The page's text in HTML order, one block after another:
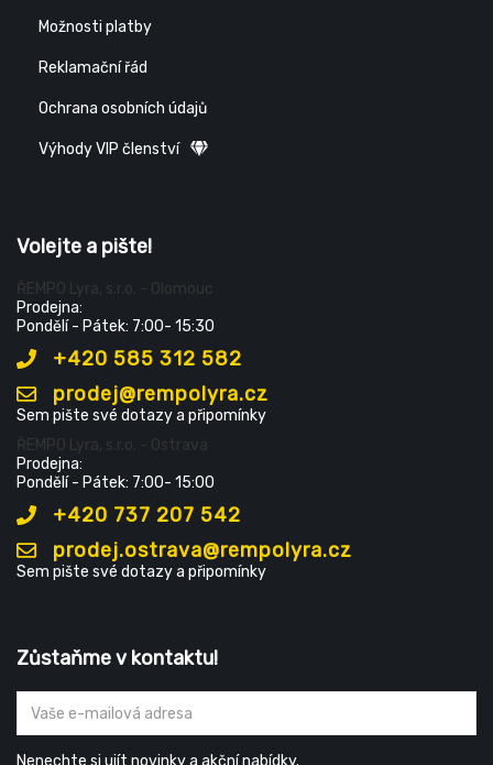
Možnosti platby
Reklamační řád
Ochrana osobních údajů
Výhody VIP členství
Volejte a pište!
ŘEMPO Lyra, s.r.o. - Olomouc
Prodejna:
Pondělí - Pátek: 7:00- 15:30
+420 585 312 582
prodej@rempolyra.cz
Sem pište své dotazy a připomínky
ŘEMPO Lyra, s.r.o. - Ostrava
Prodejna:
Pondělí - Pátek: 7:00- 15:00
+420 737 207 542
prodej.ostrava@rempolyra.cz
Sem pište své dotazy a připomínky
Zůstaňme v kontaktu!